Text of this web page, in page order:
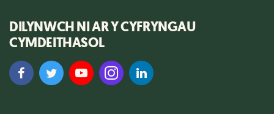
DILYNWCH NI AR Y CYFRYNGAU
CYMDEITHASOL